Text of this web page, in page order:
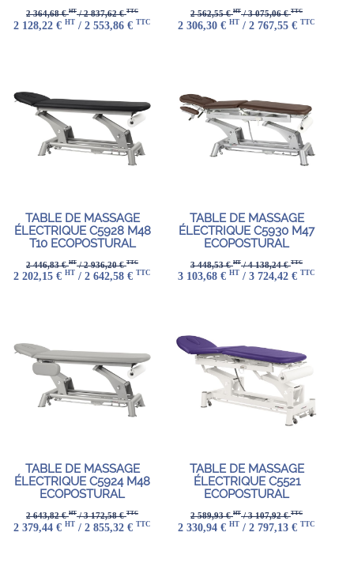
2 364,68 €HT/ 2 837,62 €TTC
2 128,22 € HT / 2 553,86 € TTC
2 562,55 €HT/ 3 075,06 €TTC
2 306,30 € HT / 2 767,55 € TTC
TABLE DE MASSAGE
ÉLECTRIQUE C5928 M48
T10 ECOPOSTURAL
2 446,83 €HT/ 2 936,20 €TTC
2 202,15 € HT / 2 642,58 € TTC
TABLE DE MASSAGE
ÉLECTRIQUE C5930 M47
ECOPOSTURAL
3 448,53 €HT/ 4 138,24 €TTC
3 103,68 € HT / 3 724,42 € TTC
TABLE DE MASSAGE
ÉLECTRIQUE C5924 M48
ECOPOSTURAL
2 643,82 €HT/ 3 172,58 €TTC
2 379,44 € HT / 2 855,32 € TTC
TABLE DE MASSAGE
ÉLECTRIQUE C5521
ECOPOSTURAL
2 589,93 €HT/ 3 107,92 €TTC
2 330,94 € HT / 2 797,13 € TTC